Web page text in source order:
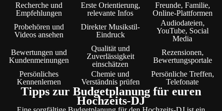
Recherche und
Empfehlungen
Erste Orientierung,
relevante Infos
Freunde, Familie,
Online-Plattformen
Probehören und
Videos ansehen
Direkter Musikstil-
Eindruck
Audiodateien,
YouTube, Social
Media
Bewertungen und
Kundenmeinungen
Qualität und
Zuverlässigkeit
einschätzen
Rezensionen,
Bewertungsportale
Persönliches
Kennenlernen
Chemie und
Verständnis prüfen
Persönliche Treffen,
Telefonate
Tipps zur Budgetplanung für euren
Hochzeits-DJ